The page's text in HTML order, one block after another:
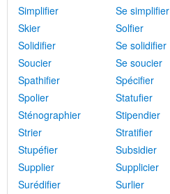
Simplifier
Se simplifier
Skier
Solfier
Solidifier
Se solidifier
Soucier
Se soucier
Spathifier
Spécifier
Spolier
Statufier
Sténographier
Stipendier
Strier
Stratifier
Stupéfier
Subsidier
Supplier
Supplicier
Surédifier
Surlier